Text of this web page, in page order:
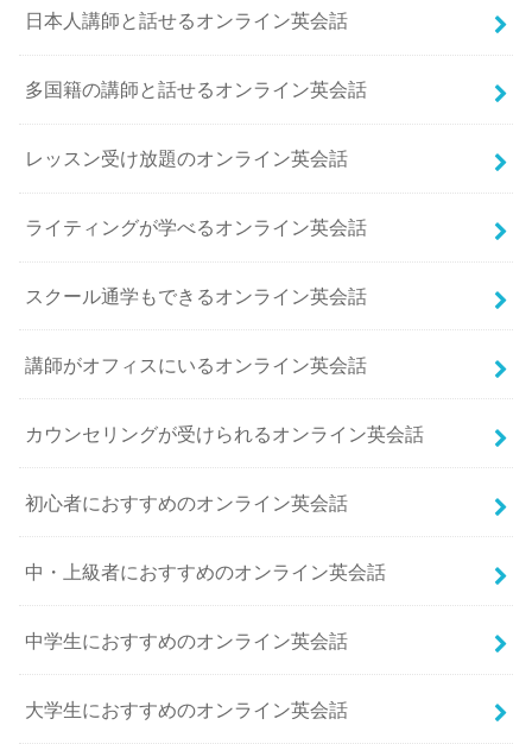
日本人講師と話せるオンライン英会話
多国籍の講師と話せるオンライン英会話
レッスン受け放題のオンライン英会話
ライティングが学べるオンライン英会話
スクール通学もできるオンライン英会話
講師がオフィスにいるオンライン英会話
カウンセリングが受けられるオンライン英会話
初心者におすすめのオンライン英会話
中・上級者におすすめのオンライン英会話
中学生におすすめのオンライン英会話
大学生におすすめのオンライン英会話